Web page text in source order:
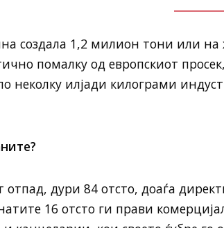
создала 1,2 милион тони или на
помалку од европскиот
неколку илјади килограми
дури 84 отсто, доаѓа
16 отсто ги прави